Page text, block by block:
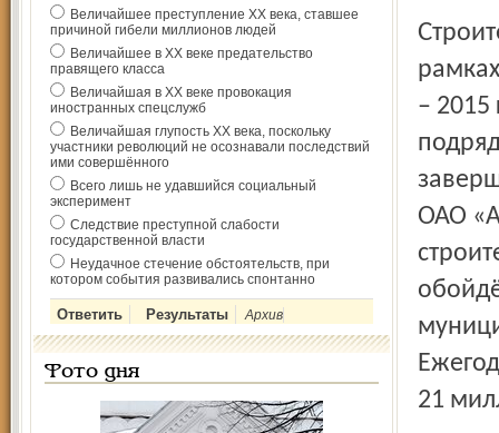
Величайшее преступление ХХ века, ставшее
причиной гибели миллионов людей
Величайшее в ХХ веке предательство
правящего класса
Величайшая в ХХ веке провокация
иностранных спецслужб
Величайшая глупость ХХ века, поскольку
участники революций не осознавали последствий
ими совершённого
Всего лишь не удавшийся социальный
эксперимент
Следствие преступной слабости
государственной власти
Неудачное стечение обстоятельств, при
котором события развивались спонтанно
Архив
Фото дня
Строительство крытого катка в Переславле началось в
–
ОАО
21